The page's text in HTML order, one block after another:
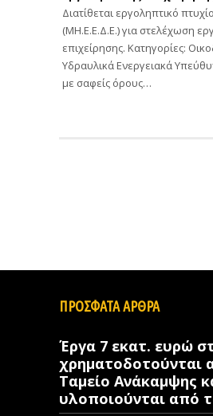
Διατίθεται εργοληπτικό
(ΜΗ.Ε.Ε.Δ.Ε.) για στελέχωση
επιχείρησης. Κατηγορίες:
Υδραυλικά Ενεργειακά
με σαφείς όρους…
ΠΡΟΣΦΑΤΑ ΑΡΘΡΑ
Έργα 7 εκατ. ευρώ
χρηματοδοτούνται
Ταμείο Ανάκαμψης
υλοποιούνται από